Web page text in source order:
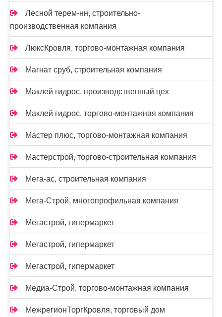
Лесной терем-нн, строительно-
производственная компания
ЛюксКровля, торгово-монтажная компания
Магнат сруб, строительная компания
Маклей гидрос, производственный цех
Маклей гидрос, торгово-монтажная компания
Мастер плюс, торгово-монтажная компания
Мастерстрой, торгово-строительная компания
Мега-ас, строительная компания
Мега-Строй, многопрофильная компания
Мегастрой, гипермаркет
Мегастрой, гипермаркет
Мегастрой, гипермаркет
Медиа-Строй, торгово-монтажная компания
МежрегионТоргКровля, торговый дом